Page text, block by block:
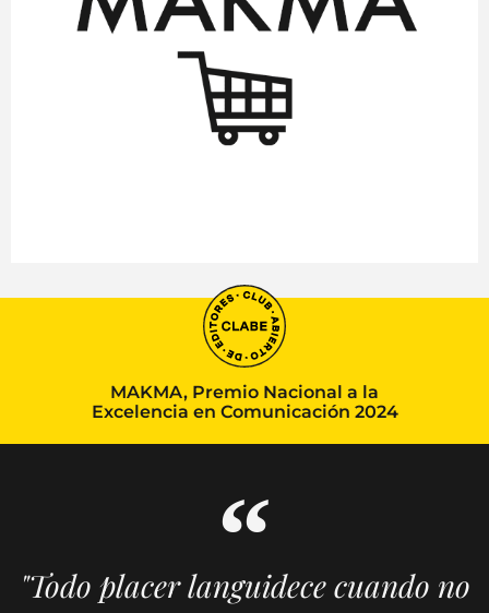
MAKMA, Premio Nacional a la
Excelencia en Comunicación 2024
"Todo placer languidece cuando no